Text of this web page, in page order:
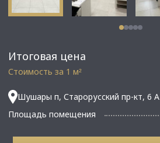
Итоговая цена
Стоимость за 1 м²
Шушары п, Старорусский пр-кт, 6 А
Площадь помещения